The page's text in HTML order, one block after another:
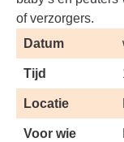
of verzorgers.
Datum
Tijd
Locatie
Voor wie